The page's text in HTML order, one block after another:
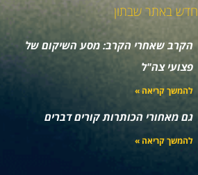
חדש באתר שבתון
הקרב שאחרי הקרב: מסע השיקום של
פצועי צה"ל
להמשך קריאה »
גם מאחורי הכותרות קורים דברים
להמשך קריאה »